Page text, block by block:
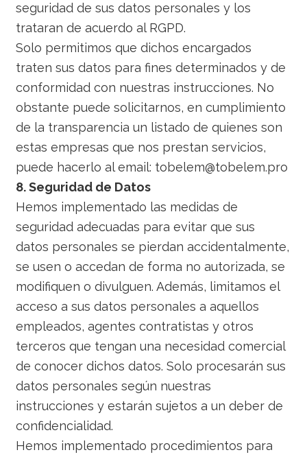
seguridad de sus datos personales y los
trataran de acuerdo al RGPD.
Solo permitimos que dichos encargados
traten sus datos para fines determinados y de
conformidad con nuestras instrucciones. No
obstante puede solicitarnos, en cumplimiento
de la transparencia un listado de quienes son
estas empresas que nos prestan servicios,
puede hacerlo al email: tobelem@tobelem.pro
8. Seguridad de Datos
Hemos implementado las medidas de
seguridad adecuadas para evitar que sus
datos personales se pierdan accidentalmente,
se usen o accedan de forma no autorizada, se
modifiquen o divulguen. Además, limitamos el
acceso a sus datos personales a aquellos
empleados, agentes contratistas y otros
terceros que tengan una necesidad comercial
de conocer dichos datos. Solo procesarán sus
datos personales según nuestras
instrucciones y estarán sujetos a un deber de
confidencialidad.
Hemos implementado procedimientos para